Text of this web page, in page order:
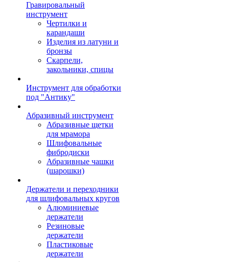
Гравировальный
инструмент
Чертилки и
карандаши
Изделия из латуни и
бронзы
Скарпели,
закольники, спицы
Инструмент для обработки
под "Антику"
Абразивный инструмент
Абразивные щетки
для мрамора
Шлифовальные
фибродиски
Абразивные чашки
(шарошки)
Держатели и переходники
для шлифовальных кругов
Алюминиевые
держатели
Резиновые
держатели
Пластиковые
держатели